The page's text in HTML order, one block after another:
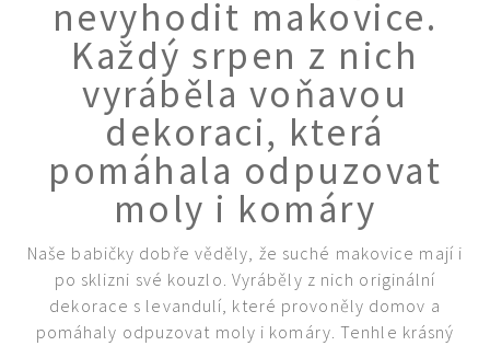
nevyhodit makovice.
Každý srpen z nich
vyráběla voňavou
dekoraci, která
pomáhala odpuzovat
moly i komáry
Naše babičky dobře věděly, že suché makovice mají i
po sklizni své kouzlo. Vyráběly z nich originální
dekorace s levandulí, které provoněly domov a
pomáhaly odpuzovat moly i komáry. Tenhle krásný